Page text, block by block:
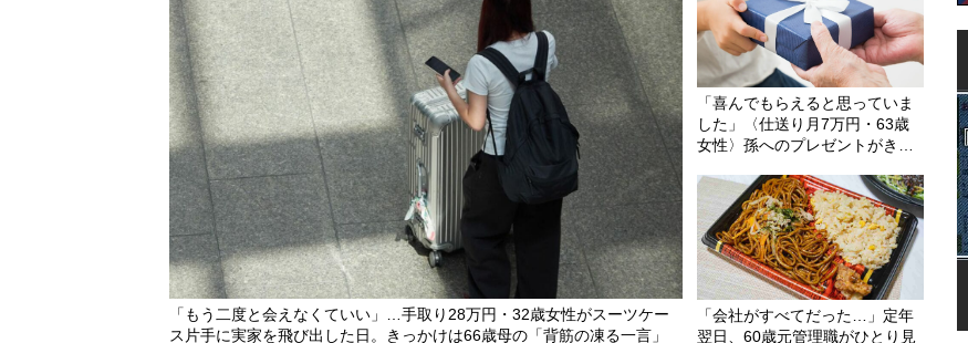
「もう二度と会えなくていい」…手取り28万円・32歳女性がスーツケー
ス片手に実家を飛び出した日。きっかけは66歳母の「背筋の凍る一言」
「喜んでもらえると思っていま
した」〈仕送り月7万円・63歳
女性〉孫へのプレゼントがきっ
「会社がすべてだった…」定年
翌日、60歳元管理職がひとり見